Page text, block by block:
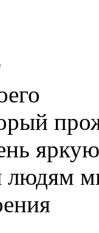
яркую
людям